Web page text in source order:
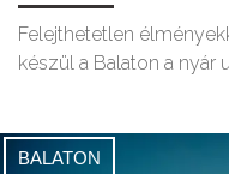
Felejthetetlen
készül a Balaton a nyár
BALATON